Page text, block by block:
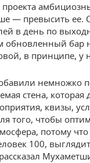
— превысить ее.
в день по
бар
в принципе, у
немножко
стена, которая
квизы,
того, чтобы
потому
100,